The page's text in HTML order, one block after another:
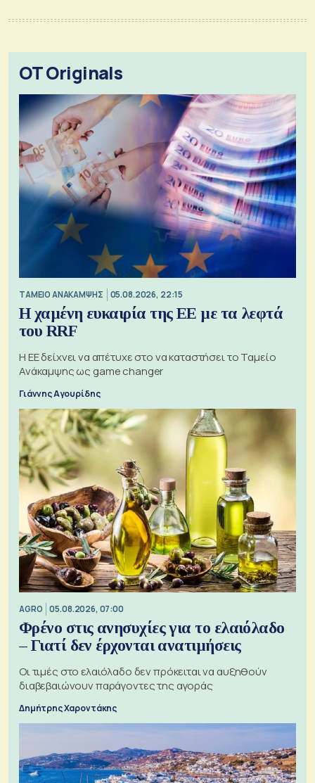
OT Originals
ΤΑΜΕΙΟ ΑΝΑΚΑΜΨΗΣ 05.08.2026, 22:15
Η χαμένη ευκαιρία της ΕΕ με τα λεφτά
του RRF
Η ΕΕ δείχνει να απέτυχε στο να καταστήσει το Ταμείο
Ανάκαμψης ως game changer
Γιάννης Αγουρίδης
AGRO 05.08.2026, 07:00
Φρένο στις ανησυχίες για το ελαιόλαδο
– Γιατί δεν έρχονται ανατιμήσεις
Οι τιμές στο ελαιόλαδο δεν πρόκειται να αυξηθούν
διαβεβαιώνουν παράγοντες της αγοράς
Δημήτρης Χαροντάκης